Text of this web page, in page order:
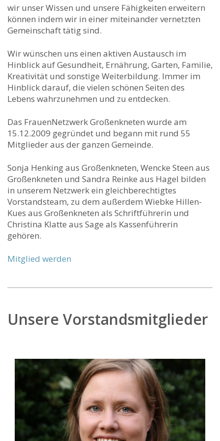
wir unser Wissen und unsere Fähigkeiten erweitern
können indem wir in einer miteinander vernetzten
Gemeinschaft tätig sind.
Wir wünschen uns einen aktiven Austausch im
Hinblick auf Gesundheit, Ernährung, Garten, Familie,
Kreativität und sonstige Weiterbildung. Immer im
Hinblick darauf, die vielen schönen Seiten des
Lebens wahrzunehmen und zu entdecken.
Das FrauenNetzwerk Großenkneten wurde am
15.12.2009 gegründet und begann mit rund 55
Mitglieder aus der ganzen Gemeinde.
Sonja Henking aus Großenkneten, Wencke Steen aus
Großenkneten und Sandra Reinke aus Hagel bilden
in unserem Netzwerk ein gleichberechtigtes
Vorstandsteam, zu dem außerdem Wiebke Hillen-
Kues aus Großenkneten als Schriftführerin und
Christina Klatte aus Sage als Kassenführerin
gehören.
Mitglied werden
Unsere Vorstandsmitglieder